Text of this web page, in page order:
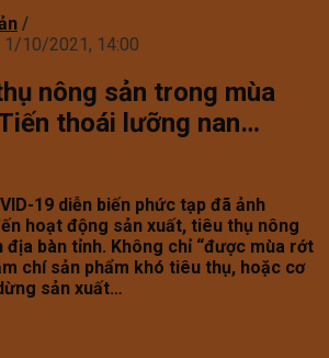
/
1/10/2021, 14:00
nông sản trong mùa
thoái lưỡng nan…
19 diễn biến phức tạp đã ảnh
hoạt động sản xuất, tiêu thụ nông
địa bàn tỉnh. Không chỉ “được mùa rớt
chí sản phẩm khó tiêu thụ, hoặc cơ
sản xuất…